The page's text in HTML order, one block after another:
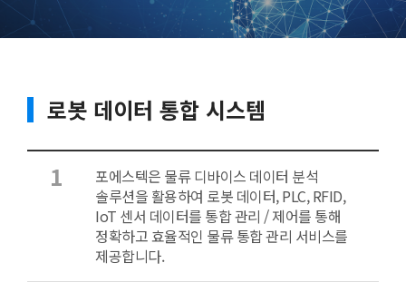
로봇 데이터 통합 시스템
1
포에스텍은 물류 디바이스 데이터 분석
솔루션을 활용하여 로봇 데이터, PLC, RFID,
IoT 센서 데이터를 통합 관리 / 제어를 통해
정확하고 효율적인 물류 통합 관리 서비스를
제공합니다.